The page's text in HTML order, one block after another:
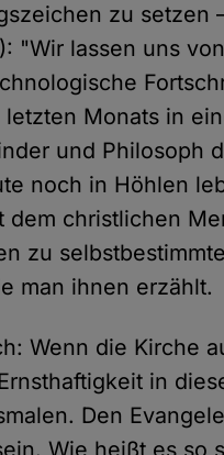
zu setzen
"Wir lassen uns
letzten Monats in
und Philosoph
noch in Höhlen
dem christlichen
zu
man ihnen erzählt.
Wenn die Kirche
in
Den